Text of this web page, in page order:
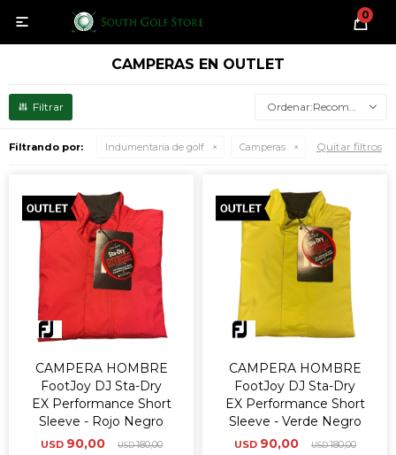
0

CAMPERAS EN OUTLET
Recomendados
Filtrando por: Indumentaria de golf Camperas Quitar filtros
CAMPERA HOMBRE
FootJoy DJ Sta-Dry
EX Performance Short
Sleeve - Rojo Negro
USD 90,00 USD180,00
CAMPERA HOMBRE
FootJoy DJ Sta-Dry
EX Performance Short
Sleeve - Verde Negro
USD 90,00 USD180,00